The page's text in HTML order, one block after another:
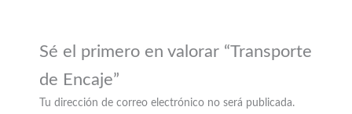
Sé el primero en valorar “Transporte
de Encaje”
Tu dirección de correo electrónico no será publicada.